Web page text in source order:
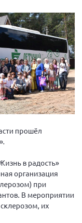
Н. Ф.
О.В.
Г.М.
прошёл
в радость»
организация
при
В мероприятии
их